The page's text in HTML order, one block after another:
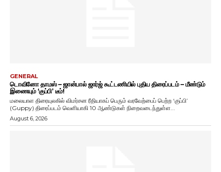
GENERAL
டொவினோ தாமஸ் – ஜான்பால் ஜார்ஜ் கூட்டணியில் புதிய திரைப்படம் – மீண்டும்
இணையும் ‘குப்பி’ டீம்!
மலையாள திரையுலகில் விமர்சன ரீதியாகப் பெரும் வரவேற்பைப் பெற்ற ‘குப்பி’
(Guppy) திரைப்படம் வெளியாகி 10 ஆண்டுகள் நிறைவடைந்துள்ள...
August 6, 2026